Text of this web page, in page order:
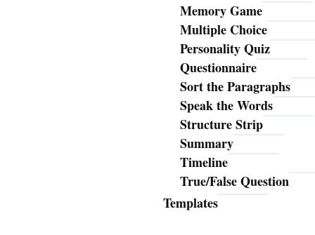
Memory Game
Multiple Choice
Personality Quiz
Questionnaire
Sort the Paragraphs
Speak the Words
Structure Strip
Summary
Timeline
True/False Question
Templates